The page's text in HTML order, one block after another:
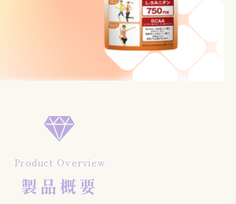
Product Overview
製品概要